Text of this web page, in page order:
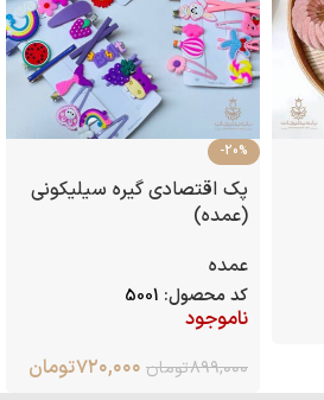
-20%
پک اقتصادی گیره سیلیکونی
(عمده)
عمده
کد محصول: 5001
ناموجود
۸۹۹,۰۰۰تومان ۷۲۰,۰۰۰تومان